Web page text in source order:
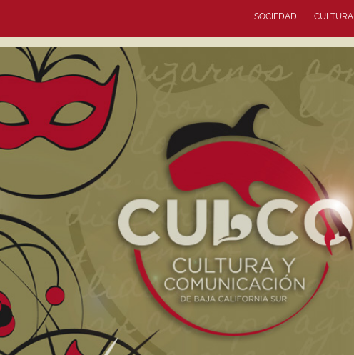
SOCIEDAD CULTURA